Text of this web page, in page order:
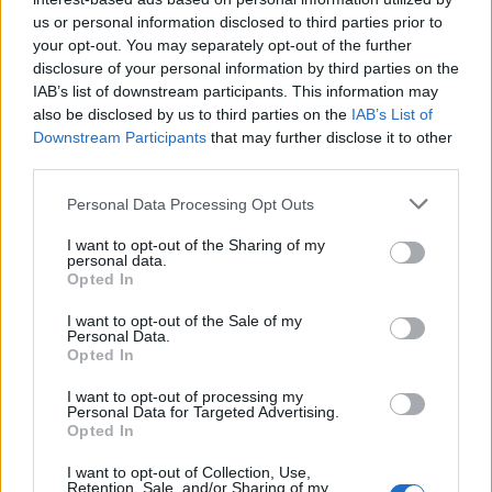
us or personal information disclosed to third parties prior to
your opt-out. You may separately opt-out of the further
disclosure of your personal information by third parties on the
IAB’s list of downstream participants. This information may
also be disclosed by us to third parties on the IAB’s List of
Downstream Participants that may further disclose it to other
Personal Data Processing Opt Outs
I want to opt-out of the Sharing of my
personal data.
Opted In
I want to opt-out of the Sale of my
Personal Data.
Opted In
I want to opt-out of processing my
Personal Data for Targeted Advertising.
Opted In
I want to opt-out of Collection, Use,
Retention, Sale, and/or Sharing of my
CEGLÉDI ZOLTÁN 3
Óvilágvége!
Óellenzék, ósajtó, ójelöltek, ókultúra és
szerint ennél rosszabb már nem lehet.
SZARKA KÁROLY
Végre videón nézhetjük a
gyerekbántalmazást, most már buknia
kell ennek a rohadék kormánynak
Amikor éppen a felháborodások szezonját
felháborodnivalón, akiket a